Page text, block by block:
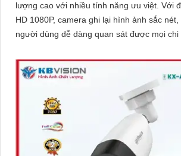
lượng cao với nhiều tính năng ưu việt. Với độ phân giải Full
HD 1080P, camera ghi lại hình ảnh sắc
người dùng dễ dàng quan sát được mọi chi